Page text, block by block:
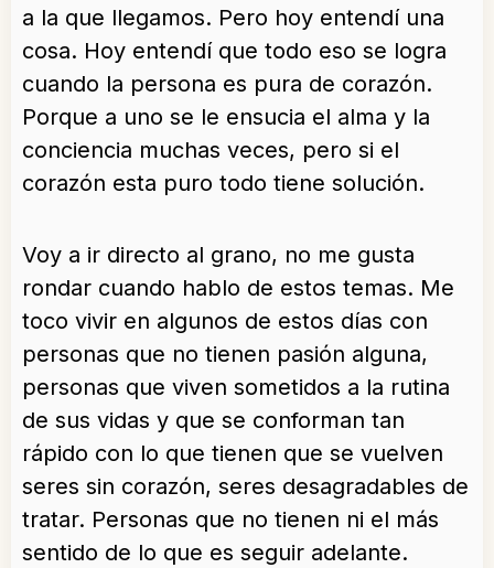
a la que llegamos. Pero hoy entendí una
cosa. Hoy entendí que todo eso se logra
cuando la persona es pura de corazón.
Porque a uno se le ensucia el alma y la
conciencia muchas veces, pero si el
corazón esta puro todo tiene solución.
Voy a ir directo al grano, no me gusta
rondar cuando hablo de estos temas. Me
toco vivir en algunos de estos días con
personas que no tienen pasión alguna,
personas que viven sometidos a la rutina
de sus vidas y que se conforman tan
rápido con lo que tienen que se vuelven
seres sin corazón, seres desagradables de
tratar. Personas que no tienen ni el más
sentido de lo que es seguir adelante.